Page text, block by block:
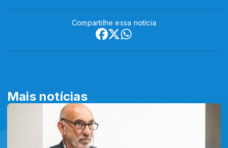
Compartilhe essa notícia
Mais notícias